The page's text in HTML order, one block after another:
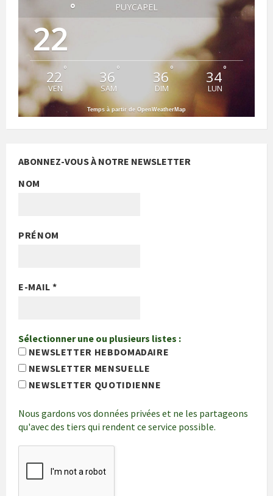
PUYCAPEL
22
°
22 °
VEN
36 °
SAM
36°
DIM
34°
LUN
Temps à partir de OpenWeatherMap
ABONNEZ-VOUS À NOTRE NEWSLETTER
NOM
PRÉNOM
E-MAIL*
Sélectionner une ou plusieurs listes :
NEWSLETTER HEBDOMADAIRE
NEWSLETTER MENSUELLE
NEWSLETTER QUOTIDIENNE
Nous gardons vos données privées et ne les partageons
qu'avec des tiers qui rendent ce service possible.